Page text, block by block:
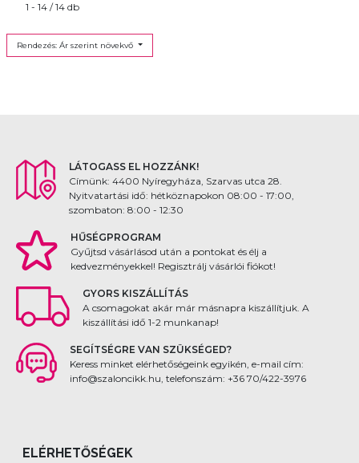
1 - 14 / 14 db
Rendezés: Ár szerint növekvő
LÁTOGASS EL HOZZÁNK!
Címünk: 4400 Nyíregyháza, Szarvas utca 28.
Nyitvatartási idő: hétköznapokon 08:00 - 17:00,
szombaton: 8:00 - 12:30
HŰSÉGPROGRAM
Gyűjtsd vásárlásod után a pontokat és élj a
kedvezményekkel! Regisztrálj vásárlói fiókot!
GYORS KISZÁLLÍTÁS
A csomagokat akár már másnapra kiszállítjuk. A
kiszállítási idő 1-2 munkanap!
SEGÍTSÉGRE VAN SZÜKSÉGED?
Keress minket elérhetőségeink egyikén, e-mail cím:
info@szaloncikk.hu, telefonszám: +36 70/422-3976
ELÉRHETŐSÉGEK